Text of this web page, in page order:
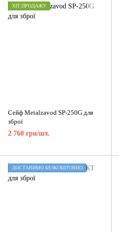
ХІТ ПРОДАЖУ
Сейф Metalzavod SP-250G для
зброї
2 760 грн/шт.
ДОСТАВИМО БЕЗКОШТОВНО